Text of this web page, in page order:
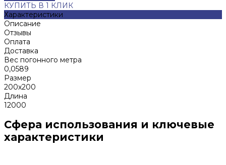
КУПИТЬ В 1 КЛИК
Характеристики
Описание
Отзывы
Оплата
Доставка
Вес погонного метра
0,0589
Размер
200х200
Длина
12000
Сфера использования и ключевые
характеристики